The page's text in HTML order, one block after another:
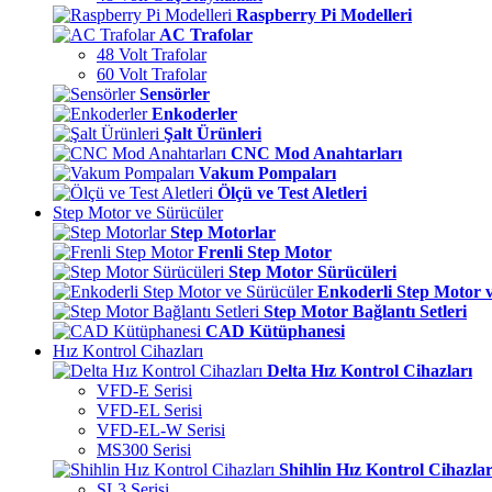
Raspberry Pi Modelleri
AC Trafolar
48 Volt Trafolar
60 Volt Trafolar
Sensörler
Enkoderler
Şalt Ürünleri
CNC Mod Anahtarları
Vakum Pompaları
Ölçü ve Test Aletleri
Step Motor ve Sürücüler
Step Motorlar
Frenli Step Motor
Step Motor Sürücüleri
Enkoderli Step Motor
Step Motor Bağlantı Setleri
CAD Kütüphanesi
Hız Kontrol Cihazları
Delta Hız Kontrol Cihazları
VFD-E Serisi
VFD-EL Serisi
VFD-EL-W Serisi
MS300 Serisi
Shihlin Hız Kontrol